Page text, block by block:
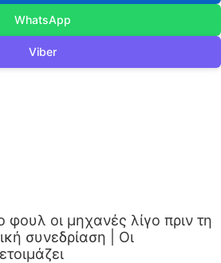
WhatsApp
Viber
φουλ οι μηχανές λίγο πριν τη
συνεδρίαση | Οι